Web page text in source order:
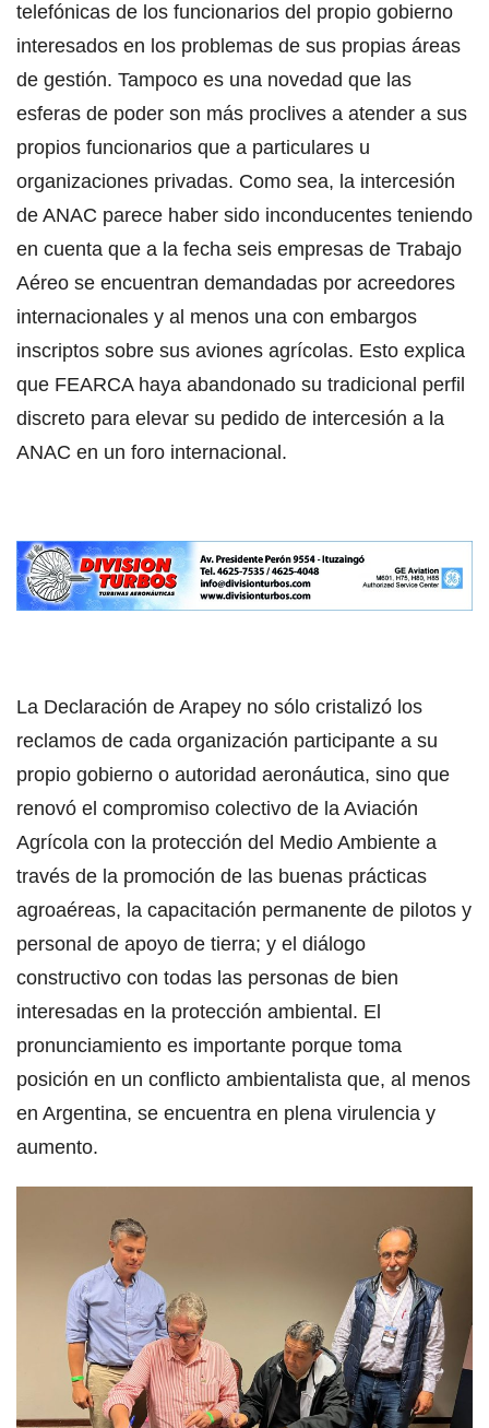
telefónicas de los funcionarios del propio gobierno
interesados en los problemas de sus propias áreas
de gestión. Tampoco es una novedad que las
esferas de poder son más proclives a atender a sus
propios funcionarios que a particulares u
organizaciones privadas. Como sea, la intercesión
de ANAC parece haber sido inconducentes teniendo
en cuenta que a la fecha seis empresas de Trabajo
Aéreo se encuentran demandadas por acreedores
internacionales y al menos una con embargos
inscriptos sobre sus aviones agrícolas. Esto explica
que FEARCA haya abandonado su tradicional perfil
discreto para elevar su pedido de intercesión a la
ANAC en un foro internacional.
La Declaración de Arapey no sólo cristalizó los
reclamos de cada organización participante a su
propio gobierno o autoridad aeronáutica, sino que
renovó el compromiso colectivo de la Aviación
Agrícola con la protección del Medio Ambiente a
través de la promoción de las buenas prácticas
agroaéreas, la capacitación permanente de pilotos y
personal de apoyo de tierra; y el diálogo
constructivo con todas las personas de bien
interesadas en la protección ambiental. El
pronunciamiento es importante porque toma
posición en un conflicto ambientalista que, al menos
en Argentina, se encuentra en plena virulencia y
aumento.